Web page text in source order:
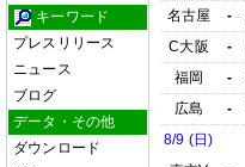
キーワード
プレスリリース
ニュース
ブログ
データ・その他
ダウンロード
名古屋
-
C大阪
-
福岡
-
広島
-
8/9 (日)